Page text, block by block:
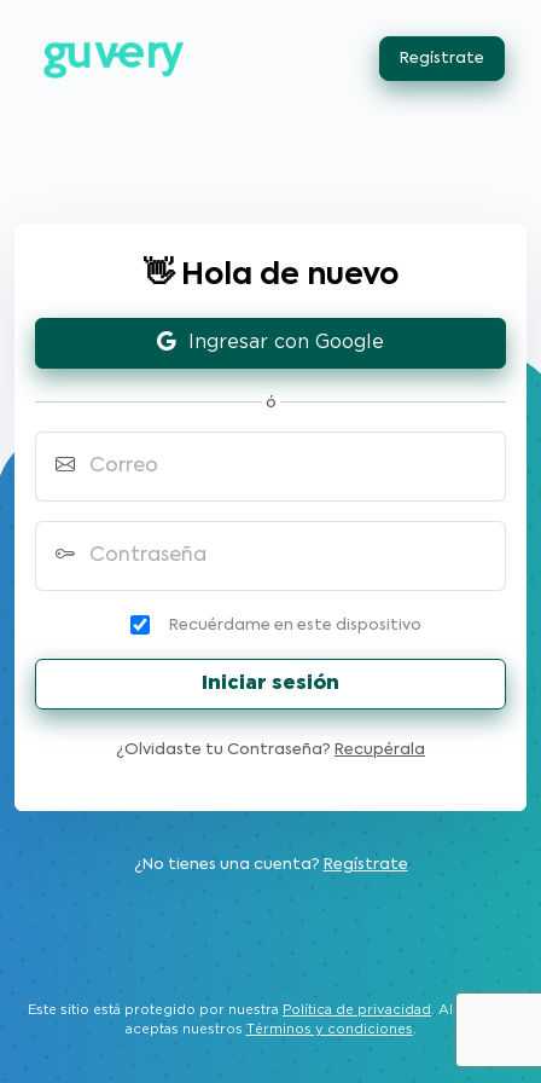
Regístrate
👋 Hola de nuevo
Ingresar con Google
ó
Correo
Contraseña
Recuérdame en este dispositivo
Iniciar sesión
¿Olvidaste tu Contraseña? Recupérala
¿No tienes una cuenta? Regístrate
Este sitio está protegido por nuestra Política de privacidad . Al ingresar
aceptas nuestros
Términos y condiciones .